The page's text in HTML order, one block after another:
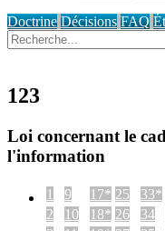
Doctrine Décisions FAQ
123
Loi concernant le
l'information
1 9 17* 25 33*
2
10 18* 26 34